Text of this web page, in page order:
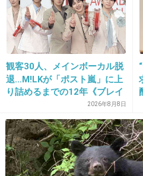
中高生の息子もいる(お
たけど、どういう生活だ
4件の返信
観客30人、メインボーカル脱
退…M!LKが「ポスト嵐」に上
り詰めるまでの12年《ブレイ
2026年8月8日